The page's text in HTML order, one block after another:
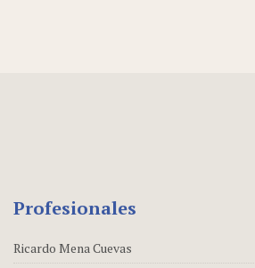
Profesionales
Ricardo Mena Cuevas